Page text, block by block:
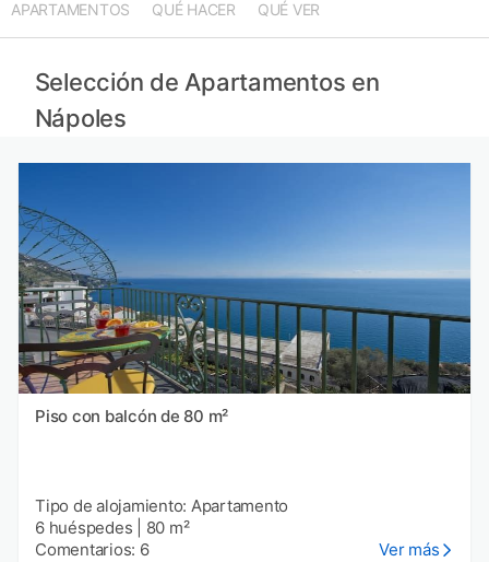
Apartamentos en Cilento provincia
Apartamentos en Latina provincia
Apartamentos en Foggia provincia
APARTAMENTOS QUÉ HACER QUÉ VER
Selección de Apartamentos en
Nápoles
Piso con balcón de 80 m²
Tipo de alojamiento: Apartamento
6 huéspedes
80 m²
Comentarios: 6
Ver más